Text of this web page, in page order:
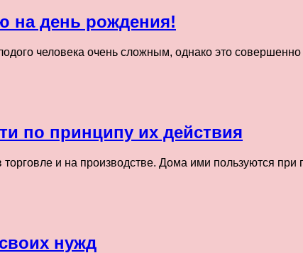
на день рождения!
человека очень сложным, однако это
по принципу их действия
и на производстве. Дома ими пользуются при
нужд